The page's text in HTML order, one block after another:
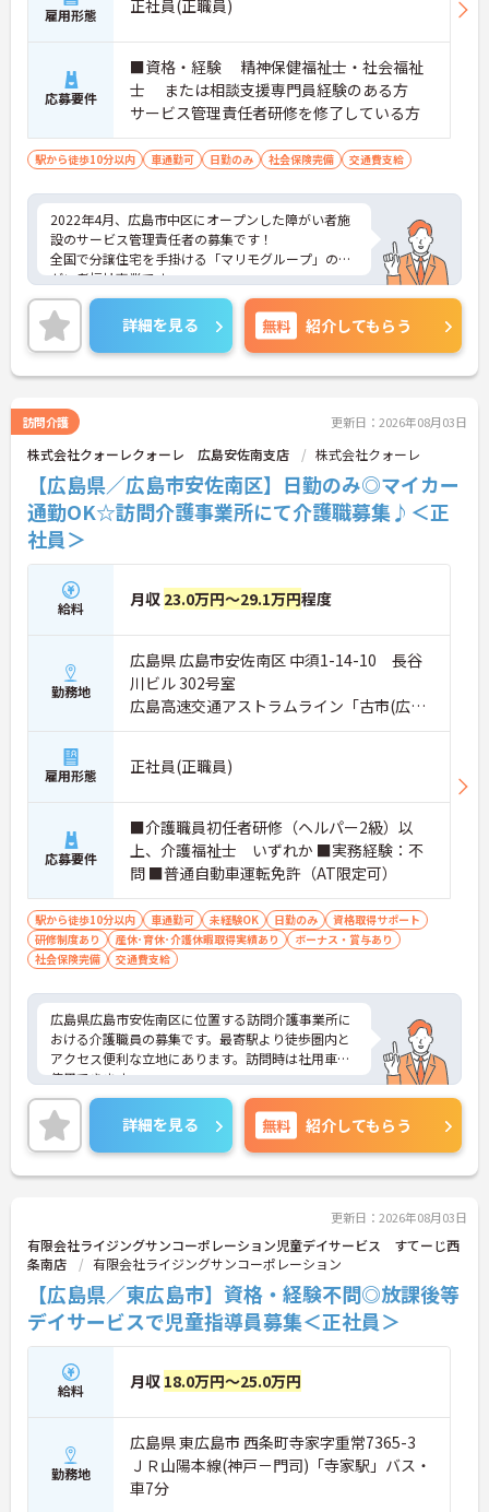
雇用形態 正社員(正職員)
応募要件
■資格・経験 精神保健福祉士・社会福祉
士 または相談支援専門員経験のある方
サービス管理責任者研修を修了している方
駅から徒歩10分以内 車通勤可 日勤のみ 社会保険完備 交通費支給
2022年4月、広島市中区にオープンした障がい者施
設のサービス管理責任者の募集です！
全国で分譲住宅を手掛ける「マリモグループ」の障
がい者福祉事業です。
今までの経験を活かしてステップアップしたい方、
ぜひ一緒に働きましょう！
ご興味のある方には、面接対策ポイントなど、さら
に詳細をお話しいたしますので、お気軽にご相談く
ださい。
詳細を見る 無料 紹介してもらう
訪問介護 更新日：2026年08月03日
株式会社クォーレクォーレ 広島安佐南支店 株式会社クォーレ
【広島県／広島市安佐南区】日勤のみ◎マイカー
通勤OK☆訪問介護事業所にて介護職募集♪＜正
社員＞
給料 月収 23.0万円～29.1万円程度
勤務地
広島県 広島市安佐南区 中須1-14-10 長谷
川ビル 302号室
広島高速交通アストラムライン「古市(広島)
駅」徒歩6分
雇用形態 正社員(正職員)
応募要件
■介護職員初任者研修（ヘルパー2級）以
上、介護福祉士 いずれか ■実務経験：不
問 ■普通自動車運転免許（AT限定可）
駅から徒歩10分以内 車通勤可 未経験OK 日勤のみ
資格取得サポート
研修制度あり
産休･育休･介護休暇取得実績あり
ボーナス・賞与あり
社会保険完備
交通費支給
広島県広島市安佐南区に位置する訪問介護事業所に
おける介護職員の募集です。最寄駅より徒歩圏内と
アクセス便利な立地にあります。訪問時は社用車を
使用できます。
日勤のみの勤務なので、ワークライフバランスを保
ちながらご勤務いただけます。
ご興味のある方には、面接対策ポイントなど、さら
詳細を見る 無料 紹介してもらう
更新日：2026年08月03日
有限会社ライジングサンコーポレーション児童デイサービス すてーじ西
条南店
有限会社ライジングサンコーポレーション
【広島県／東広島市】資格・経験不問◎放課後等
デイサービスで児童指導員募集＜正社員＞
給料 月収 18.0万円～25.0万円
勤務地
広島県 東広島市 西条町寺家字重常7365-3
ＪＲ山陽本線(神戸－門司)「寺家駅」バス・
車7分